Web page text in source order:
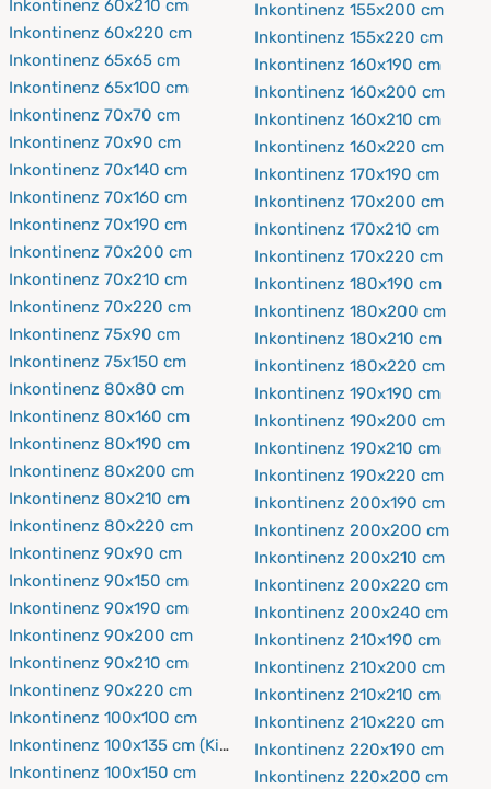
Inkontinenz 60x210 cm
Inkontinenz 60x220 cm
Inkontinenz 65x65 cm
Inkontinenz 65x100 cm
Inkontinenz 70x70 cm
Inkontinenz 70x90 cm
Inkontinenz 70x140 cm
Inkontinenz 70x160 cm
Inkontinenz 70x190 cm
Inkontinenz 70x200 cm
Inkontinenz 70x210 cm
Inkontinenz 70x220 cm
Inkontinenz 75x90 cm
Inkontinenz 75x150 cm
Inkontinenz 80x80 cm
Inkontinenz 80x160 cm
Inkontinenz 80x190 cm
Inkontinenz 80x200 cm
Inkontinenz 80x210 cm
Inkontinenz 80x220 cm
Inkontinenz 90x90 cm
Inkontinenz 90x150 cm
Inkontinenz 90x190 cm
Inkontinenz 90x200 cm
Inkontinenz 90x210 cm
Inkontinenz 90x220 cm
Inkontinenz 100x100 cm
Inkontinenz 100x135 cm (Kinderbettdecke)
Inkontinenz 100x150 cm
Inkontinenz 155x200 cm
Inkontinenz 155x220 cm
Inkontinenz 160x190 cm
Inkontinenz 160x200 cm
Inkontinenz 160x210 cm
Inkontinenz 160x220 cm
Inkontinenz 170x190 cm
Inkontinenz 170x200 cm
Inkontinenz 170x210 cm
Inkontinenz 170x220 cm
Inkontinenz 180x190 cm
Inkontinenz 180x200 cm
Inkontinenz 180x210 cm
Inkontinenz 180x220 cm
Inkontinenz 190x190 cm
Inkontinenz 190x200 cm
Inkontinenz 190x210 cm
Inkontinenz 190x220 cm
Inkontinenz 200x190 cm
Inkontinenz 200x200 cm
Inkontinenz 200x210 cm
Inkontinenz 200x220 cm
Inkontinenz 200x240 cm
Inkontinenz 210x190 cm
Inkontinenz 210x200 cm
Inkontinenz 210x210 cm
Inkontinenz 210x220 cm
Inkontinenz 220x190 cm
Inkontinenz 220x200 cm